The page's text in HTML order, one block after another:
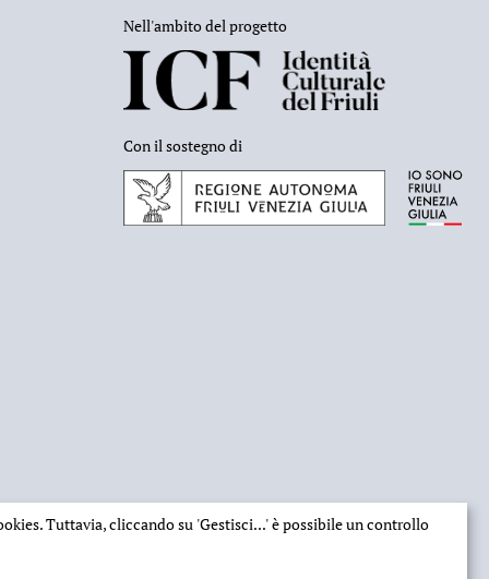
Nell'ambito del progetto
Con il sostegno di
Tuttavia, cliccando su 'Gestisci...'è possibile un controllo